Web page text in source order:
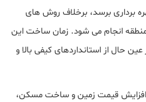
برداری برسد، برخلاف روش های
انجام می‌ شود. زمان ساخت این
حال از استانداردهای کیفی بالا و
افزایش قیمت زمین و ساخت مسکن،